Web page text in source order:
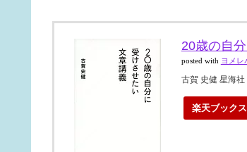
20歳の自
posted with ヨメレ
古賀 史健 星海
楽天ブックス